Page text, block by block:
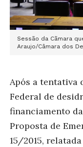
Sessão da Cãmara
Araujo/Câmara dos
Após a tentativa
Federal de
financiamento
Proposta de
15/2015,